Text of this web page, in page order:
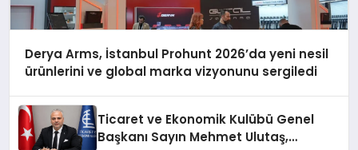
Derya Arms, İstanbul Prohunt 2026’da yeni nesil
ürünlerini ve global marka vizyonunu sergiledi
Ticaret ve Ekonomik Kulübü Genel
Başkanı Sayın Mehmet Ulutaş,